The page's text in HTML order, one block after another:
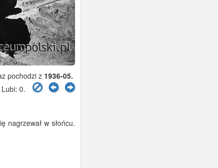
pochodzi z 1936-05.
0.
nagrzewał w słońcu.